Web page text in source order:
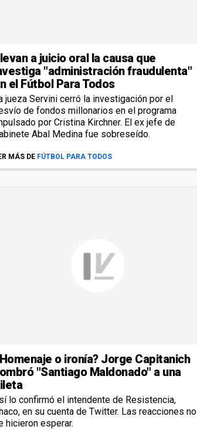
a juicio oral la causa que
"administración fraudulenta"
el Fútbol Para Todos
jueza Servini cerró la investigación por el
de fondos millonarios en el programa
por Cristina Kirchner. El ex jefe de
Abal Medina fue sobreseído.
MÁS DE FÚTBOL PARA TODOS
o ironía? Jorge Capitanich
"Santiago Maldonado" a una
lo confirmó el intendente de Resistencia,
en su cuenta de Twitter. Las reacciones no
hicieron esperar.